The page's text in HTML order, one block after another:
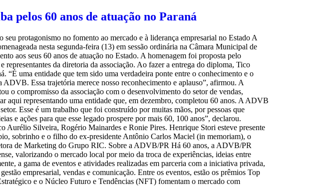
pelos 60 anos de atuação no Paraná
protagonismo no fomento ao mercado e à liderança empresarial no Estado A
nesta segunda-feira (13) em sessão ordinária na Câmara Municipal de
aos seus 60 anos de atuação no Estado. A homenagem foi proposta pelo
da diretoria da associação. Ao fazer a entrega do diploma, Tico
uma entidade que tem sido uma verdadeira ponte entre o conhecimento e o
Essa trajetória merece nosso reconhecimento e aplauso”, afirmou. A
o compromisso da associação com o desenvolvimento do setor de vendas,
aqui representando uma entidade que, em dezembro, completou 60 anos. A ADVB
Esse é um trabalho que foi construído por muitas mãos, por pessoas que
e ações para que esse legado prospere por mais 60, 100 anos”, declarou.
Aurélio Silveira, Rogério Mainardes e Ronie Pires. Henrique Stori esteve presente
sobrinho e o filho do ex-presidente Antônio Carlos Maciel (in memoriam), o
de Marketing do Grupo RIC. Sobre a ADVB/PR Há 60 anos, a ADVB/PR
valorizando o mercado local por meio da troca de experiências, ideias entre
a gama de eventos e atividades realizadas em parceria com a iniciativa privada,
empresarial, vendas e comunicação. Entre os eventos, estão os prêmios Top
e o Núcleo Futuro e Tendências (NFT) fomentam o mercado com